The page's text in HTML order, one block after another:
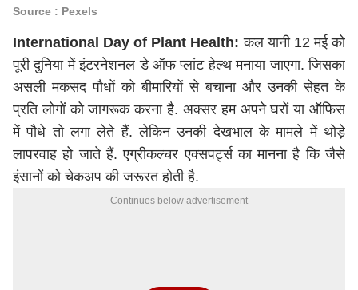
Source : Pexels
International Day of Plant Health:कल यानी 12 मई को
पूरी दुनिया में इंटरनेशनल डे ऑफ प्लांट हेल्थ मनाया जाएगा. जिसका
असली मकसद पौधों को बीमारियों से बचाना और उनकी सेहत के
प्रति लोगों को जागरूक करना है. अक्सर हम अपने घरों या ऑफिस
में पौधे तो लगा लेते हैं. लेकिन उनकी देखभाल के मामले में थोड़े
लापरवाह हो जाते हैं. एग्रीकल्चर एक्सपर्ट्स का मानना है कि जैसे
इंसानों को चेकअप की जरूरत होती है.
Continues below advertisement